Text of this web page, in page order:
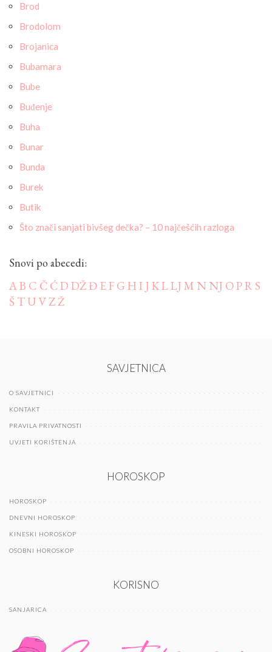
Brod
Brodolom
Brojanica
Bubamara
Bube
Buđenje
Buha
Bunar
Bunda
Burek
Butik
Što znači sanjati bivšeg dečka? – 10 najčešćih razloga
Snovi po abecedi:
AB C Č ĆD DŽ Đ EF G H I J KLLJ M N NJ OPRS
Š T U VZŽ
SAVJETNICA
O SAVJETNICI
KONTAKT
PRAVILA PRIVATNOSTI
UVJETI KORIŠTENJA
HOROSKOP
HOROSKOP
DNEVNI HOROSKOP
KINESKI HOROSKOP
OSOBNI HOROSKOP
KORISNO
SANJARICA